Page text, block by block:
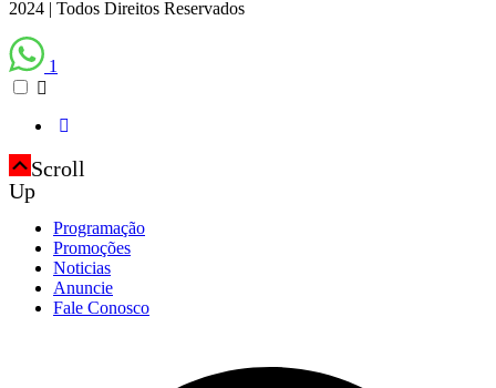
2024 | Todos Direitos Reservados
1
Scroll
Up
Programação
Promoções
Noticias
Anuncie
Fale Conosco